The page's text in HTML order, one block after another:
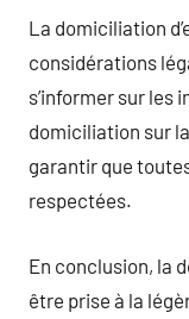
La domiciliation
considérations
s’informer sur les
domiciliation sur
garantir que
respectées.
En conclusion, la
être prise à la